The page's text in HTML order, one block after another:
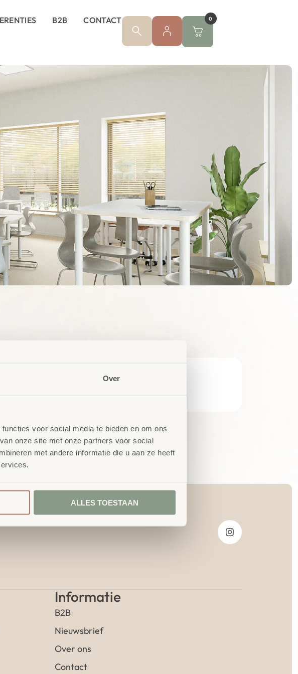
Over
voor social media te bieden en om ons
onze site met onze partners voor social
met andere informatie die u aan ze heeft
ALLES TOESTAAN
B2B CONTACT 0
Informatie
B2B
Nieuwsbrief
Over ons
Contact